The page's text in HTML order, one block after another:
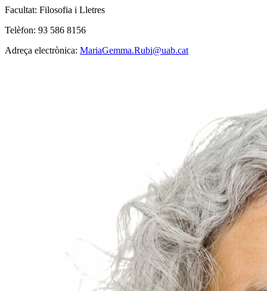
Facultat: Filosofia i Lletres
Telèfon: 93 586 8156
Adreça electrònica: MariaGemma.Rubi@uab.cat